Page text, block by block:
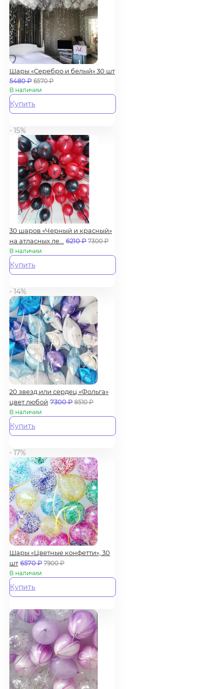
Шары «Серебро и белый» 30 шт
5480₽ 6570₽
В наличии
Купить
- 15%
30 шаров «Черный и красный»
на атласных ле...
6210₽ 7300₽
В наличии
Купить
- 14%
20 звезд или сердец «Фольга»
цвет любой 7300₽ 8510₽
В наличии
Купить
- 17%
Шары «Цветные конфетти», 30
шт 6570₽ 7900₽
В наличии
Купить